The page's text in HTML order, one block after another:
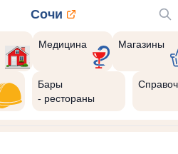
Сочи
Медицина Магазины
Бары
- рестораны